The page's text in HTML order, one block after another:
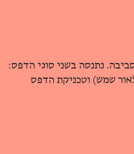
נתנסה בשני סוגי הדפס:
שמש) וטכניקת הדפס